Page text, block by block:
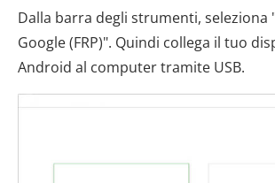
Dalla barra degli strumenti, seleziona
Google (FRP)". Quindi collega il tuo
Android al computer tramite USB.